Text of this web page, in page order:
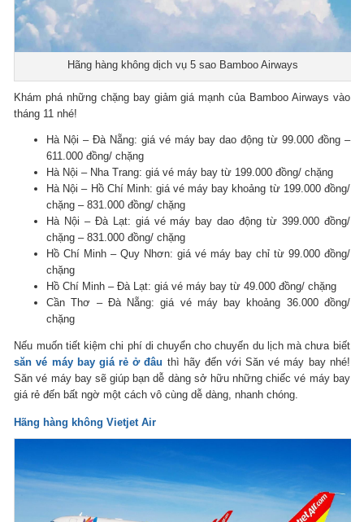
Hãng hàng không dịch vụ 5 sao Bamboo Airways
Khám phá những chặng bay giảm giá mạnh của Bamboo Airways vào
tháng 11 nhé!
Hà Nội – Đà Nẵng: giá vé máy bay dao động từ 99.000 đồng –
611.000 đồng/ chặng
Hà Nội – Nha Trang: giá vé máy bay từ 199.000 đồng/ chặng
Hà Nội – Hồ Chí Minh: giá vé máy bay khoảng từ 199.000 đồng/
chặng – 831.000 đồng/ chặng
Hà Nội – Đà Lạt: giá vé máy bay dao động từ 399.000 đồng/
chặng – 831.000 đồng/ chặng
Hồ Chí Minh – Quy Nhơn: giá vé máy bay chỉ từ 99.000 đồng/
chặng
Hồ Chí Minh – Đà Lạt: giá vé máy bay từ 49.000 đồng/ chặng
Cần Thơ – Đà Nẵng: giá vé máy bay khoảng 36.000 đồng/
chặng
Nếu muốn tiết kiệm chi phí di chuyển cho chuyến du lịch mà chưa biết
săn vé máy bay giá rẻ ở đâu thì hãy đến với Săn vé máy bay nhé!
Săn vé máy bay sẽ giúp bạn dễ dàng sở hữu những chiếc vé máy bay
giá rẻ đến bất ngờ một cách vô cùng dễ dàng, nhanh chóng.
Hãng hàng không Vietjet Air